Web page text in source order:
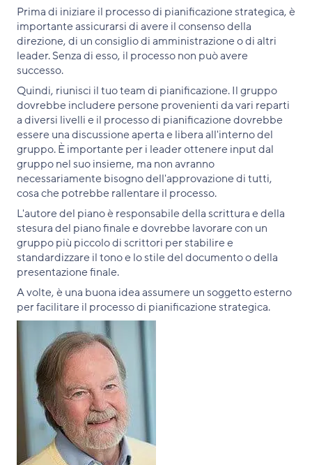
Prima di iniziare il processo di pianificazione strategica, è
importante assicurarsi di avere il consenso della
direzione, di un consiglio di amministrazione o di altri
leader. Senza di esso, il processo non può avere
successo.
Quindi, riunisci il tuo team di pianificazione. Il gruppo
dovrebbe includere persone provenienti da vari reparti
a diversi livelli e il processo di pianificazione dovrebbe
essere una discussione aperta e libera all'interno del
gruppo. È importante per i leader ottenere input dal
gruppo nel suo insieme, ma non avranno
necessariamente bisogno dell'approvazione di tutti,
cosa che potrebbe rallentare il processo.
L'autore del piano è responsabile della scrittura e della
stesura del piano finale e dovrebbe lavorare con un
gruppo più piccolo di scrittori per stabilire e
standardizzare il tono e lo stile del documento o della
presentazione finale.
A volte, è una buona idea assumere un soggetto esterno
per facilitare il processo di pianificazione strategica.